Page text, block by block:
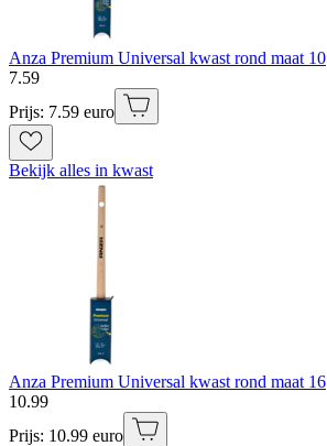
Anza Premium Universal kwast rond maat 10
7.59
Prijs: 7.59 euro
Bekijk alles in kwast
Anza Premium Universal kwast rond maat 16
10.99
Prijs: 10.99 euro